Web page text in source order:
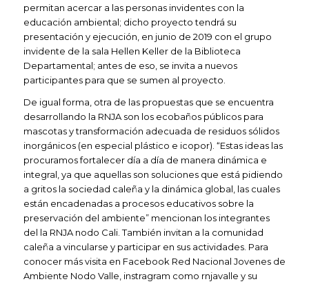
permitan acercar a las personas invidentes con la
educación ambiental; dicho proyecto tendrá su
presentación y ejecución, en junio de 2019 con el grupo
invidente de la sala Hellen Keller de la Biblioteca
Departamental; antes de eso, se invita a nuevos
participantes para que se sumen al proyecto.
De igual forma, otra de las propuestas que se encuentra
desarrollando la RNJA son los ecobaños públicos para
mascotas y transformación adecuada de residuos sólidos
inorgánicos (en especial plástico e icopor). “Estas ideas las
procuramos fortalecer día a día de manera dinámica e
integral, ya que aquellas son soluciones que está pidiendo
a gritos la sociedad caleña y la dinámica global, las cuales
están encadenadas a procesos educativos sobre la
preservación del ambiente” mencionan los integrantes
del la RNJA nodo Cali. También invitan a la comunidad
caleña a vincularse y participar en sus actividades. Para
conocer más visita en Facebook Red Nacional Jovenes de
Ambiente Nodo Valle, instragram como rnjavalle y su